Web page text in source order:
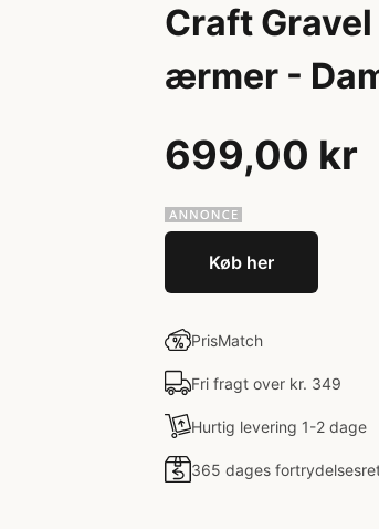
Craft
ærmer -
699,00 kr
Køb her
PrisMatch
Fri fragt over kr. 349
Hurtig levering 1-2 dage
365 dages